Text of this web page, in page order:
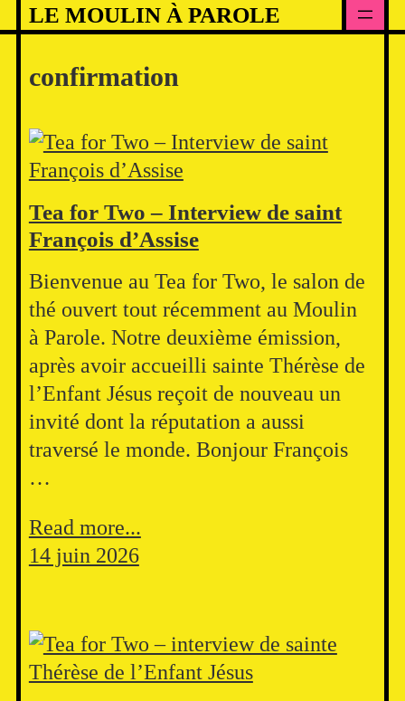
Skip
to
content
LE MOULIN À PAROLE
confirmation
Tea for Two – Interview de saint
François d’Assise
Bienvenue au Tea for Two, le salon de
thé ouvert tout récemment au Moulin
à Parole. Notre deuxième émission,
après avoir accueilli sainte Thérèse de
l’Enfant Jésus reçoit de nouveau un
invité dont la réputation a aussi
traversé le monde. Bonjour François
…
Read more...
14 juin 2026